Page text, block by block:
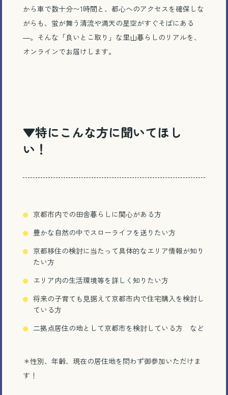
から車で数十分〜1時間と、都心へのアクセスを確保しな
がらも、蛍が舞う清流や満天の星空がすぐそばにある
―。そんな「良いとこ取り」な里山暮らしのリアルを、
オンラインでお届けします。
▼特にこんな方に聞いてほし
い！
京都市内での田舎暮らしに関心がある方
豊かな自然の中でスローライフを送りたい方
京都移住の検討に当たって具体的なエリア情報が知り
たい方
エリア内の生活環境等を詳しく知りたい方
将来の子育ても見据えて京都市内で住宅購入を検討し
ている方
二拠点居住の地として京都市を検討している方 など
＊性別、年齢、現在の居住地を問わず御参加いただけま
す！